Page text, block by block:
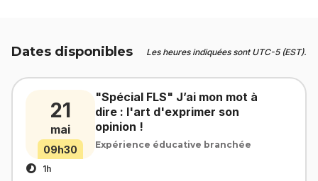
Dates disponibles Les heures indiquées sont UTC-5 (EST).
21
mai
09h30
"Spécial FLS" J’ai mon mot à
dire : l'art d'exprimer son
opinion !
Expérience éducative branchée
1h